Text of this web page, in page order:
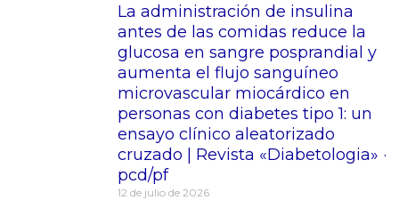
La administración de insulina
antes de las comidas reduce la
glucosa en sangre posprandial y
aumenta el flujo sanguíneo
microvascular miocárdico en
personas con diabetes tipo 1: un
ensayo clínico aleatorizado
cruzado | Revista «Diabetologia» ·
pcd/pf
12 de julio de 2026